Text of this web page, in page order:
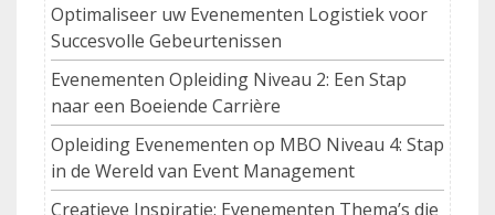
Optimaliseer uw Evenementen Logistiek voor
Succesvolle Gebeurtenissen
Evenementen Opleiding Niveau 2: Een Stap
naar een Boeiende Carrière
Opleiding Evenementen op MBO Niveau 4: Stap
in de Wereld van Event Management
Creatieve Inspiratie: Evenementen Thema’s die